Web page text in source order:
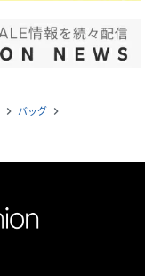
navigate_next バッグ navigate_next